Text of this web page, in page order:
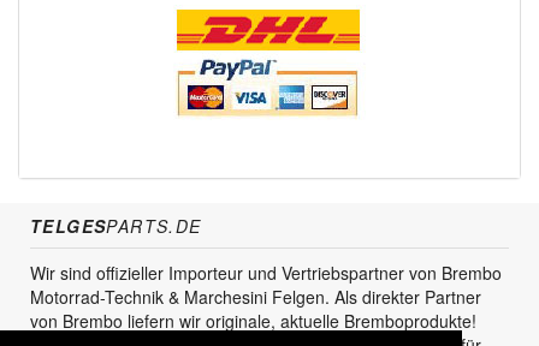
TELGESPARTS.DE
Wir sind offizieller Importeur und Vertriebspartner von Brembo
Motorrad-Technik & Marchesini Felgen. Als direkter Partner
von Brembo liefern wir originale, aktuelle Bremboprodukte!